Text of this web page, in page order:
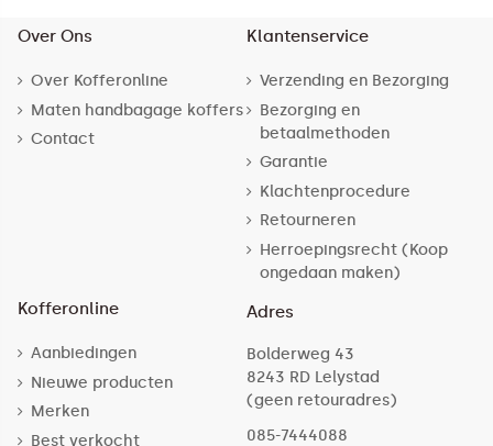
Over Ons
Over Kofferonline
Maten handbagage koffers
Contact
Klantenservice
Verzending en Bezorging
Bezorging en
betaalmethoden
Garantie
Klachtenprocedure
Retourneren
Herroepingsrecht (Koop
ongedaan maken)
Kofferonline
Aanbiedingen
Nieuwe producten
Merken
Best verkocht
Adres
Bolderweg 43
8243 RD Lelystad
(geen retouradres)
085-7444088